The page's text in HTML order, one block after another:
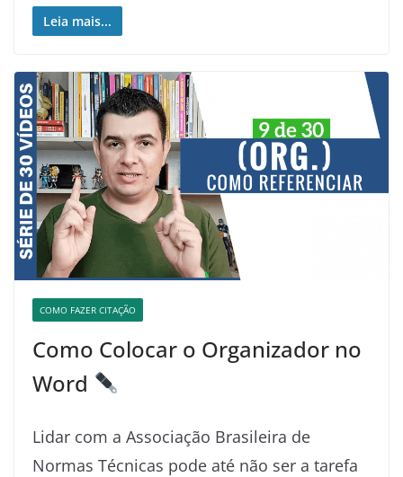
Leia mais...
COMO FAZER CITAÇÃO
Como Colocar o Organizador no
Word
Lidar com a Associação Brasileira de
Normas Técnicas pode até não ser a tarefa